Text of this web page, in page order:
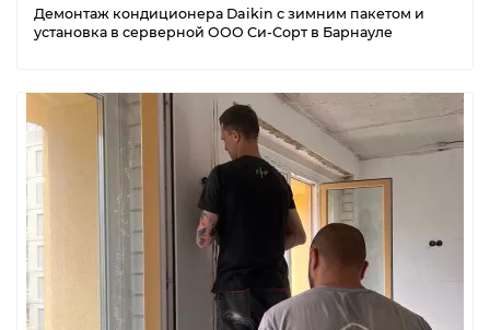
Демонтаж кондиционера Daikin с зимним пакетом и
установка в серверной ООО Си-Сорт в Барнауле